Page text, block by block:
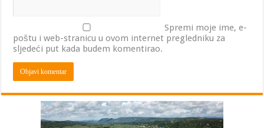
Spremi moje ime, e-
poštu i web-stranicu u ovom internet pregledniku za
sljedeći put kada budem komentirao.